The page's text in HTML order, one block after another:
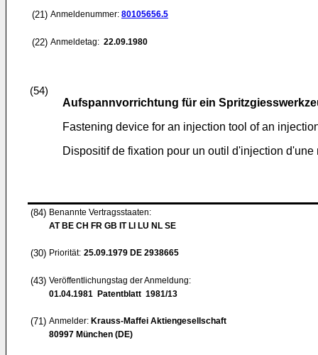
(21) Anmeldenummer: 80105656.5
(22) Anmeldetag: 22.09.1980
(54)
Aufspannvorrichtung für ein
Fastening device for an injection tool of an
Dispositif de fixation pour un outil d'injection
(84) Benannte Vertragsstaaten:
AT BE CH FR GB IT LI LU NL SE
(30) Priorität: 25.09.1979 DE 2938665
(43) Veröffentlichungstag der Anmeldung:
01.04.1981 Patentblatt 1981/13
(71) Anmelder: Krauss-Maffei Aktiengesellschaft
80997 München (DE)